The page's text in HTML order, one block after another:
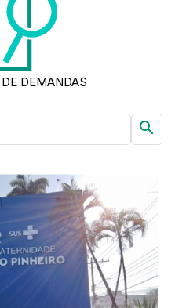
DEMANDAS
search